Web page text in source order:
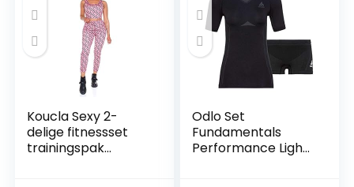
Koucla Sexy 2-
delige fitnessset
trainingspak
Odlo Set
Fundamentals
Performance Light